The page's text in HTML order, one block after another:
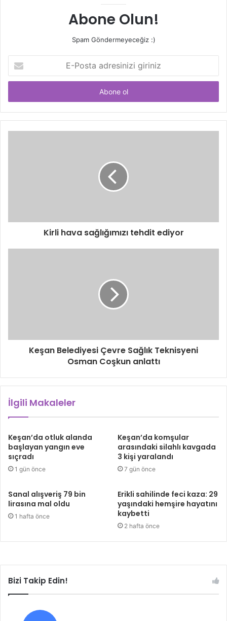
Abone Olun!
Spam Göndermeyeceğiz :)
Posta
adresinizi
Kirli hava sağlığımızı tehdit ediyor
Keşan Belediyesi Çevre Sağlık Teknisyeni
Osman Coşkun anlattı
İlgili Makaleler
Keşan’da otluk alanda
başlayan yangın eve
sıçradı
1 gün önce
Keşan’da komşular
arasındaki silahlı kavgada
3 kişi yaralandı
7 gün önce
Sanal alışveriş 79 bin
lirasına mal oldu
1 hafta önce
Erikli sahilinde feci kaza: 29
yaşındaki hemşire hayatını
kaybetti
2 hafta önce
Bizi Takip Edin!